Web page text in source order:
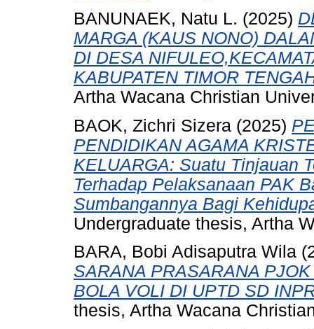
BANUNAEK, Natu L. (2025)
MARGA (KAUS NONO)
DI DESA
KABUPATEN TIMOR
Artha Wacana Christian
BAOK, Zichri Sizera (2025)
PENDIDIKAN AGAMA
KELUARGA: Suatu Tinjauan
Terhadap Pelaksanaan PAK
Sumbangannya Bagi
Undergraduate thesis, Artha
BARA, Bobi Adisaputra Wila
SARANA PRASARANA
BOLA VOLI DI UPTD SD
thesis, Artha Wacana